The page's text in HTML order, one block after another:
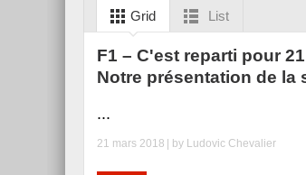
Grid List
F1 – C'est reparti pour
Notre présentation de la
...
21 mars 2018 | by Ludovic Chevalier